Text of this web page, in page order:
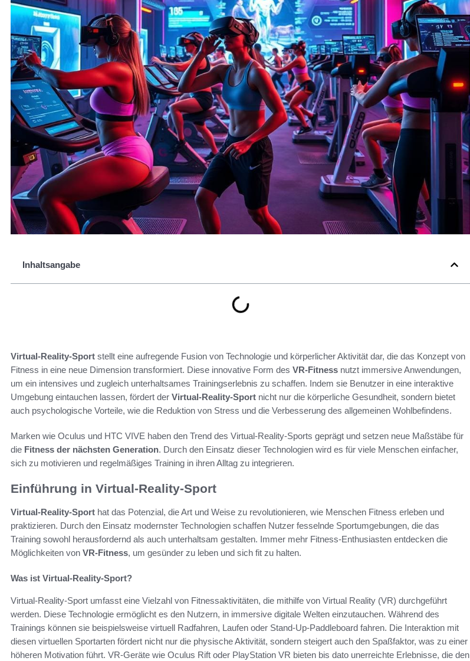
Inhaltsangabe
Virtual-Reality-Sport stellt eine aufregende Fusion von Technologie und körperlicher Aktivität dar, die das Konzept von
Fitness in eine neue Dimension transformiert. Diese innovative Form des VR-Fitness nutzt immersive Anwendungen,
um ein intensives und zugleich unterhaltsames Trainingserlebnis zu schaffen. Indem sie Benutzer in eine interaktive
Umgebung eintauchen lassen, fördert der Virtual-Reality-Sport nicht nur die körperliche Gesundheit, sondern bietet
auch psychologische Vorteile, wie die Reduktion von Stress und die Verbesserung des allgemeinen Wohlbefindens.
Marken wie Oculus und HTC VIVE haben den Trend des Virtual-Reality-Sports geprägt und setzen neue Maßstäbe für
die Fitness der nächsten Generation. Durch den Einsatz dieser Technologien wird es für viele Menschen einfacher,
sich zu motivieren und regelmäßiges Training in ihren Alltag zu integrieren.
Einführung in Virtual-Reality-Sport
Virtual-Reality-Sport hat das Potenzial, die Art und Weise zu revolutionieren, wie Menschen Fitness erleben und
praktizieren. Durch den Einsatz modernster Technologien schaffen Nutzer fesselnde Sportumgebungen, die das
Training sowohl herausfordernd als auch unterhaltsam gestalten. Immer mehr Fitness-Enthusiasten entdecken die
Möglichkeiten von VR-Fitness, um gesünder zu leben und sich fit zu halten.
Was ist Virtual-Reality-Sport?
Virtual-Reality-Sport umfasst eine Vielzahl von Fitnessaktivitäten, die mithilfe von Virtual Reality (VR) durchgeführt
werden. Diese Technologie ermöglicht es den Nutzern, in immersive digitale Welten einzutauchen. Während des
Trainings können sie beispielsweise virtuell Radfahren, Laufen oder Stand-Up-Paddleboard fahren. Die Interaktion mit
diesen virtuellen Sportarten fördert nicht nur die physische Aktivität, sondern steigert auch den Spaßfaktor, was zu einer
höheren Motivation führt. VR-Geräte wie Oculus Rift oder PlayStation VR bieten bis dato unerreichte Erlebnisse, die den